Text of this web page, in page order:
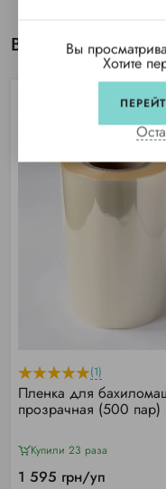
Вы просматривали
(1)
Пленка для
прозрачная (500 пар)
Купили 23 раза
1 595 грн/уп
Вы
Хотите